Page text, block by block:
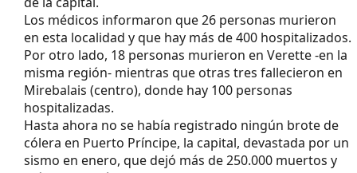
Los médicos informaron que 26 personas murieron
en esta localidad y que hay más de 400 hospitalizados.
Por otro lado, 18 personas murieron en Verette -en la
misma región- mientras que otras tres fallecieron en
Mirebalais (centro), donde hay 100 personas
hospitalizadas.
Hasta ahora no se había registrado ningún brote de
cólera en Puerto Príncipe, la capital, devastada por un
sismo en enero, que dejó más de 250.000 muertos y